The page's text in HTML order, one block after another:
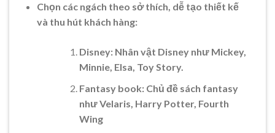
Chọn các ngách theo sở thích, dễ tạo thiết kế
và thu hút khách hàng:
Disney: Nhân vật Disney như Mickey,
Minnie, Elsa, Toy Story.
Fantasy book: Chủ đề sách fantasy
như Velaris, Harry Potter, Fourth
Wing